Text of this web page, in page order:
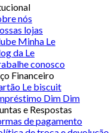
nós
lojas
Minha Le
da Le
conosco
Financeiro
Le biscuit
Dim Dim
e Respostas
de pagamento